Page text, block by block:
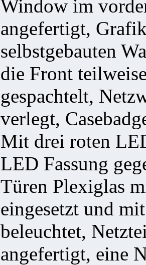
Window im
angefertigt,
selbstgebauten
die Front
gespachtelt,
verlegt,
Mit drei roten
LED Fassung
Türen Plexiglas
eingesetzt und
beleuchtet,
angefertigt, eine